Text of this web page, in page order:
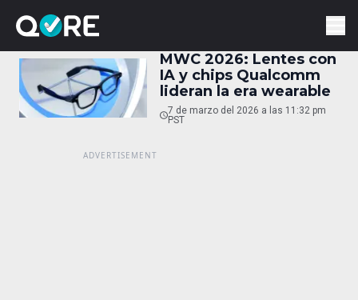
MWC 2026: Lentes con
IA y chips Qualcomm
lideran la era wearable
7 de marzo del 2026 a las 11:32 pm
PST